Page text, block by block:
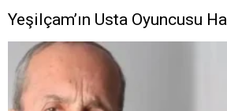
Yeşilçam’ın Usta Oyuncusu